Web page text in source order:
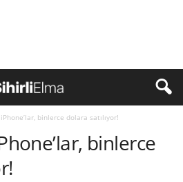
binlerce dolara satılıyor!
binlerce